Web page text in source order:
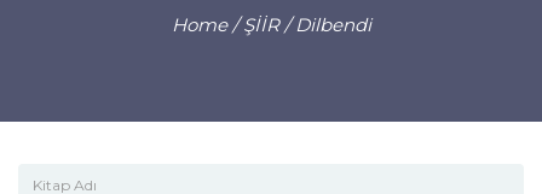
Home/ŞİİR/ Dilbendi